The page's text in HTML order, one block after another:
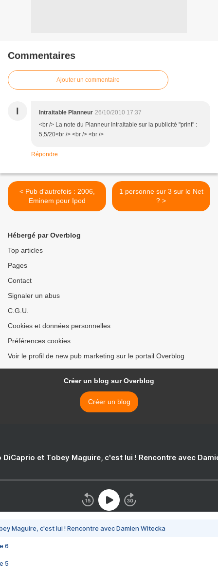
Commentaires
Ajouter un commentaire
I Intraitable Planneur 26/10/2010 17:37
<br /> La note du Planneur Intraitable sur la publicité "print" :
5,5/20<br /> <br /> <br />
Répondre
< Pub d'autrefois : 2006,
Eminem pour Ipod
1 personne sur 3 sur le Net
? >
Hébergé par Overblog
Top articles
Pages
Contact
Signaler un abus
C.G.U.
Cookies et données personnelles
Préférences cookies
Voir le profil de new pub marketing sur le portail Overblog
Créer un blog sur Overblog
Créer un blog
DiCaprio et Tobey Maguire, c'est lui ! Rencontre avec
Maguire, c'est lui ! Rencontre avec Damien Witecka
6
5